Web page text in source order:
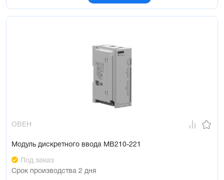
ОВЕН
Модуль дискретного ввода МВ210-221
Под заказ
Срок производства 2 дня